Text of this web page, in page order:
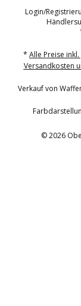
Login/
* Alle Preise
Versandkosten
Verkauf von
© 2026